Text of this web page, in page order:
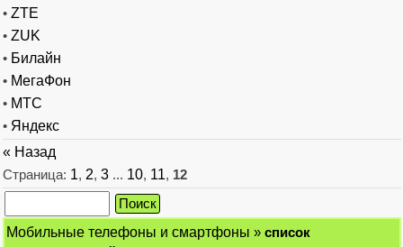
• ZTE
• ZUK
• Билайн
• МегаФон
• МТС
• Яндекс
« Назад
Страница: 1, 2, 3 ... 10, 11, 12
Мобильные телефоны и смартфоны » список